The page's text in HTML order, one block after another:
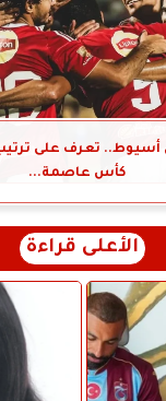
أسيوط.. تعرف على
كأس عاصمة...
الأعلى قراءة